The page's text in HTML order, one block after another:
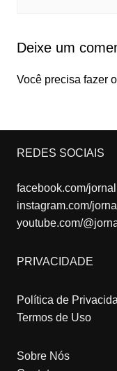
Deixe um
Você precisa fazer o
REDES SOCIAIS
facebook.com/
instagram.com/
youtube.com/
PRIVACIDADE
Política de
Termos de Uso
Sobre Nós